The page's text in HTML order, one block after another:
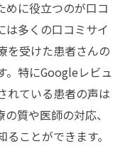
めに役立つのが口コ
は多くの口コミサイ
を受けた患者さんの
。特にGoogleレビュ
れている患者の声は
質や医師の対応、
ことができます。